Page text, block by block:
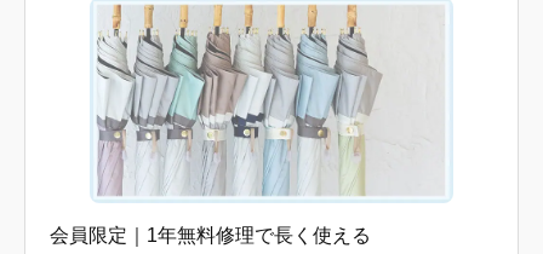
会員限定｜1年無料修理で長く使える